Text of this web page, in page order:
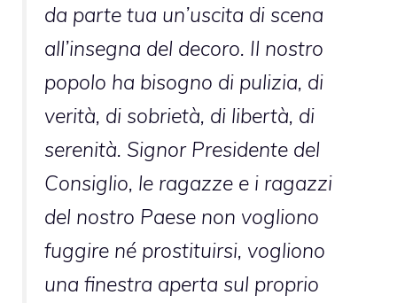
da parte tua un’uscita di scena
all’insegna del decoro. Il nostro
popolo ha bisogno di pulizia, di
verità, di sobrietà, di libertà, di
serenità. Signor Presidente del
Consiglio, le ragazze e i ragazzi
del nostro Paese non vogliono
fuggire né prostituirsi, vogliono
una finestra aperta sul proprio